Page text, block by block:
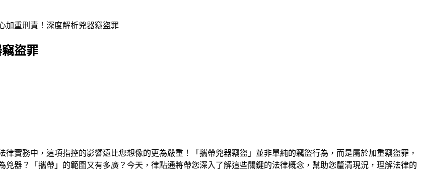
加重刑責！深度解析兇器竊盜罪
盜罪
實務中，這項指控的影響遠比您想像的更為嚴重！「攜帶兇器竊盜」並非單純的竊盜行為，而是屬於加重竊盜罪，
器？「攜帶」的範圍又有多廣？今天，律點通將帶您深入了解這些關鍵的法律概念，幫助您釐清現況，理解法律的